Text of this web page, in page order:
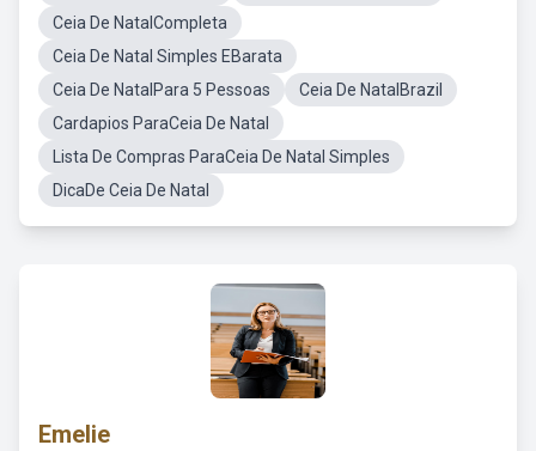
Ceia De NatalCompleta
Ceia De Natal Simples EBarata
Ceia De NatalPara 5 Pessoas
Ceia De NatalBrazil
Cardapios ParaCeia De Natal
Lista De Compras ParaCeia De Natal Simples
DicaDe Ceia De Natal
Emelie